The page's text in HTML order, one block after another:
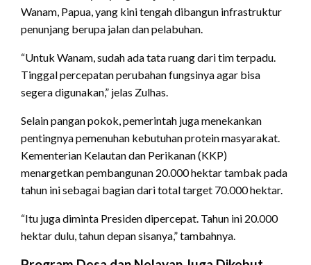
Wanam, Papua, yang kini tengah dibangun infrastruktur
penunjang berupa jalan dan pelabuhan.
“Untuk Wanam, sudah ada tata ruang dari tim terpadu.
Tinggal percepatan perubahan fungsinya agar bisa
segera digunakan,” jelas Zulhas.
Selain pangan pokok, pemerintah juga menekankan
pentingnya pemenuhan kebutuhan protein masyarakat.
Kementerian Kelautan dan Perikanan (KKP)
menargetkan pembangunan 20.000 hektar tambak pada
tahun ini sebagai bagian dari total target 70.000 hektar.
“Itu juga diminta Presiden dipercepat. Tahun ini 20.000
hektar dulu, tahun depan sisanya,” tambahnya.